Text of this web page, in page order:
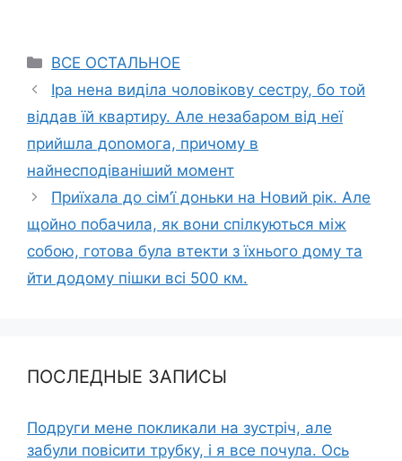
Categories
ВСЕ ОСТАЛЬНОЕ
Іра нена виділа чоловікову сестру, бо той
віддав їй квартиру. Але незабаром від неї
прийшла доnомога, причому в
найнесподіваніший момент
Приїхала до сім’ї доньки на Новий рік. Але
щойно побачила, як вони спілкуються між
собою, готова була втекти з їхнього дому та
йти додому пішки всі 500 км.
ПОСЛЕДНЫЕ ЗАПИСЫ
Подруги мене покликали на зустріч, але
забули повісити трубку, і я все почула. Ось